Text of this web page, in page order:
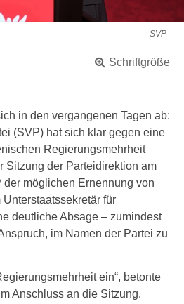
SVP
Schriftgröße
in den vergangenen Tagen ab:
(SVP) hat sich klar gegen eine
Regierungsmehrheit
Sitzung der Parteidirektion am
der möglichen Ernennung von
für
deutliche Absage – zumindest
im Namen der Partei zu
ein“, betonte
Anschluss an die Sitzung.